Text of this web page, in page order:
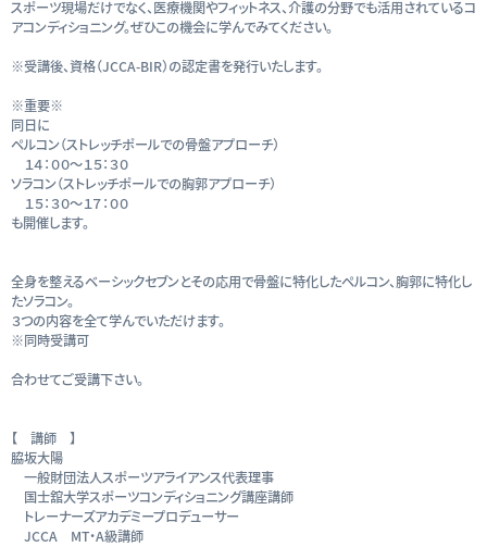
スポーツ現場だけでなく、医療機関やフィットネス、介護の分野でも活用されているコ
アコンディショニング。ぜひこの機会に学んでみてください。
※受講後、資格（JCCA-BIR）の認定書を発行いたします。
※重要※
同日に
ペルコン（ストレッチポールでの骨盤アプローチ）
１４：００〜１５：３０
ソラコン（ストレッチポールでの胸郭アプローチ）
１５：３０〜１７：００
も開催します。
全身を整えるベーシックセブンとその応用で骨盤に特化したペルコン、胸郭に特化し
たソラコン。
３つの内容を全て学んでいただけます。
※同時受講可
合わせてご受講下さい。
【 講師 】
脇坂大陽
一般財団法人スポーツアライアンス代表理事
国士舘大学スポーツコンディショニング講座講師
トレーナーズアカデミープロデューサー
JCCA MT・A級講師